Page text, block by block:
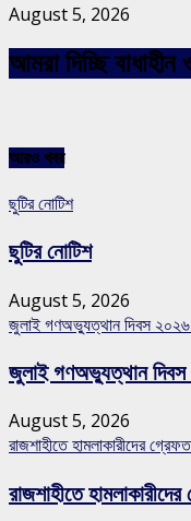
August 5, 2026
আমরা দিচ্ছি
আরও খবর
ছুটির নোটিশ
ছুটির নোটিশ
August 5, 2026
জুলাই গণঅভ্যুত্থান দিবস ২০২৬
জুলাই গণঅভ্যুত্থান দিবস
August 5, 2026
রাজশাহীতে হামলাকারীদের
রাজশাহীতে